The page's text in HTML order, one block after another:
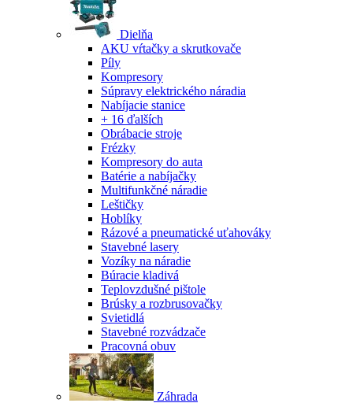
Dielňa
AKU vŕtačky a skrutkovače
Píly
Kompresory
Súpravy elektrického náradia
Nabíjacie stanice
+ 16 ďalších
Obrábacie stroje
Frézky
Kompresory do auta
Batérie a nabíjačky
Multifunkčné náradie
Leštičky
Hoblíky
Rázové a pneumatické uťahováky
Stavebné lasery
Vozíky na náradie
Búracie kladivá
Teplovzdušné pištole
Brúsky a rozbrusovačky
Svietidlá
Stavebné rozvádzače
Pracovná obuv
Záhrada